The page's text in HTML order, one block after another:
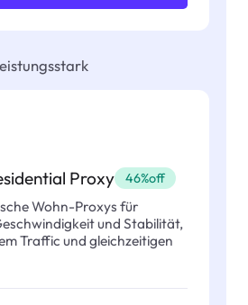
Proxy 46%off
Wohn-Proxys für
und Stabilität,
Traffic und gleichzeitigen